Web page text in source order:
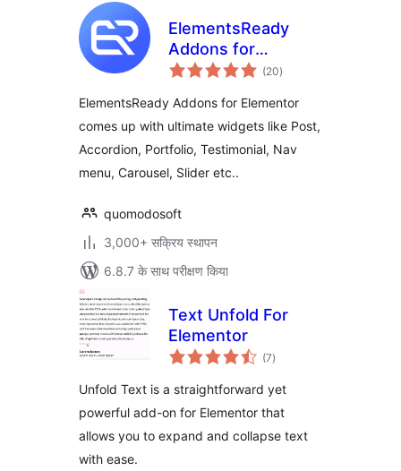
ElementsReady
Addons for
Elementor
(20कुल
दर)
ElementsReady Addons for Elementor
comes up with ultimate widgets like Post,
Accordion, Portfolio, Testimonial, Nav
menu, Carousel, Slider etc..
quomodosoft
3,000+ सक्रिय स्थापन
6.8.7 के साथ परीक्षण किया
Text Unfold For
Elementor
(7कुल
दर)
Unfold Text is a straightforward yet
powerful add-on for Elementor that
allows you to expand and collapse text
with ease.